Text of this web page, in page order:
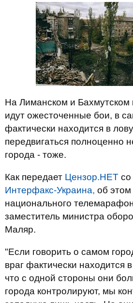
На Лиманском и Бахмутском
идут ожесточенные бои, в
фактически находится в
передвигаться полноценно
города - тоже.
Как передает Цензор.НЕТ со
Интерфакс-Украина, об
национального
заместитель министра
Маляр.
"Если говорить о самом
враг фактически находится
что с одной стороны они
города контролируют, мы